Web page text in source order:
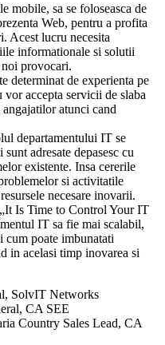
mobile, sa se foloseasca de
Web, pentru a profita
Acest lucru necesita
informationale si solutii
noi provocari.
determinat de experienta pe
accepta servicii de slaba
atunci cand
departamentului IT se
adresate depasesc cu
existente. Insa cererile
si activitatile
necesare inovarii.
Is Time to Control Your IT
IT sa fie mai scalabil,
cum poate imbunatati
in acelasi timp inovarea si
SolvIT Networks
CA SEE
Country Sales Lead, CA